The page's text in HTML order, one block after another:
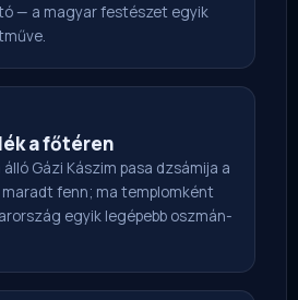
— a magyar festészet egyik
a főtéren
Gázi Kászim pasa dzsámija a
fenn; ma templomként
egyik legépebb oszmán-